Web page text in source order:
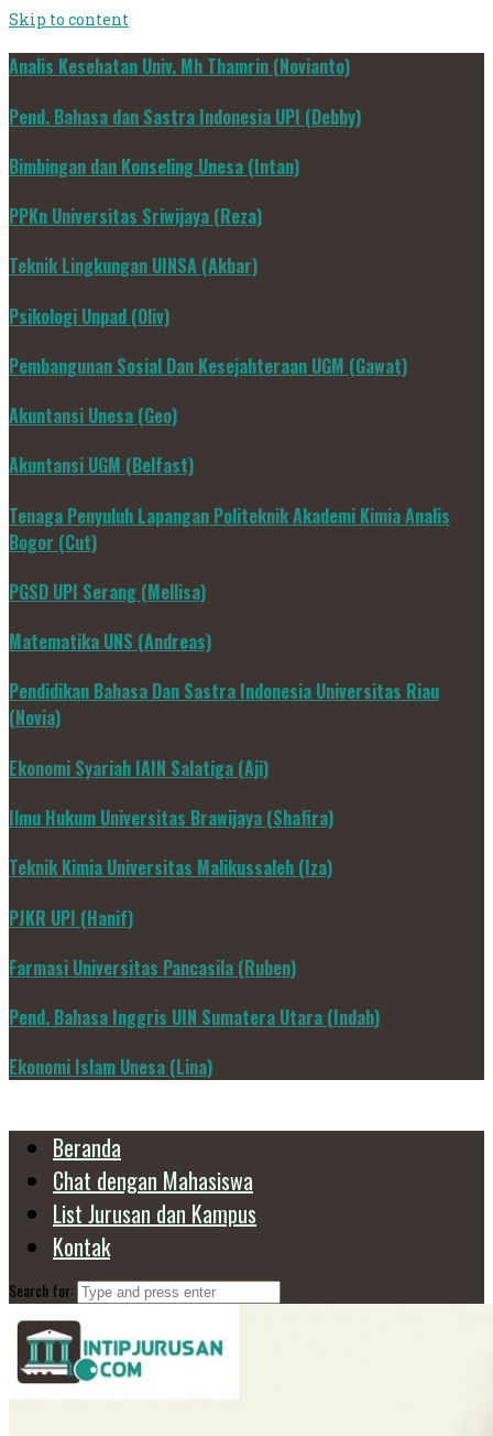
Skip to content
Analis Kesehatan Univ. Mh Thamrin (Novianto)
Pend. Bahasa dan Sastra Indonesia UPI (Debby)
Bimbingan dan Konseling Unesa (Intan)
PPKn Universitas Sriwijaya (Reza)
Teknik Lingkungan UINSA (Akbar)
Psikologi Unpad (Oliv)
Pembangunan Sosial Dan Kesejahteraan UGM (Gawat)
Akuntansi Unesa (Geo)
Akuntansi UGM (Belfast)
Tenaga Penyuluh Lapangan Politeknik Akademi Kimia Analis
Bogor (Cut)
PGSD UPI Serang (Mellisa)
Matematika UNS (Andreas)
Pendidikan Bahasa Dan Sastra Indonesia Universitas Riau
(Novia)
Ekonomi Syariah IAIN Salatiga (Aji)
Ilmu Hukum Universitas Brawijaya (Shafira)
Teknik Kimia Universitas Malikussaleh (Iza)
PJKR UPI (Hanif)
Farmasi Universitas Pancasila (Ruben)
Pend. Bahasa Inggris UIN Sumatera Utara (Indah)
Ekonomi Islam Unesa (Lina)
Beranda
Chat dengan Mahasiswa
List Jurusan dan Kampus
Kontak
Search for: